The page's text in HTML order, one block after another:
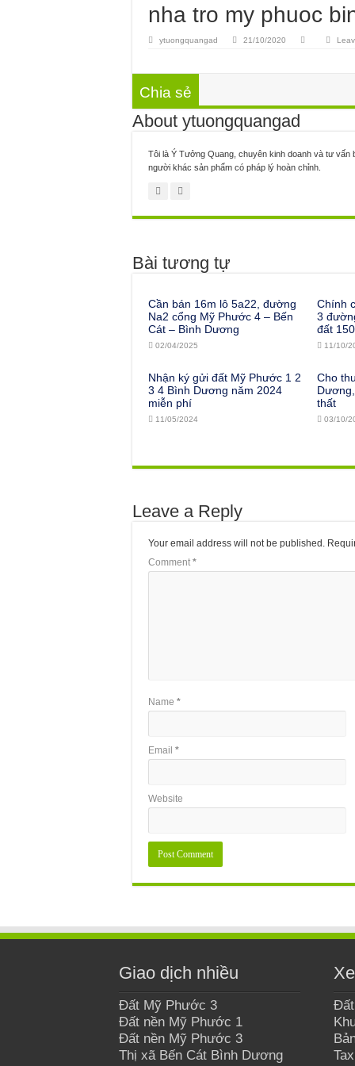
nha tro my phuoc
ytuongquangad 21/10/2020
Chia sẻ
About ytuongquangad
Tôi là Ý Tưởng Quang, chuyên kinh doanh và tư
người khác sản phẩm có pháp lý hoàn chỉnh.
Bài tương tự
Cần bán 16m lô 5a22, đường
Na2 cổng Mỹ Phước 4 – Bến
Cát – Bình Dương
02/04/2025
Chính
3
đất
11/10/
Nhận ký gửi đất Mỹ Phước 1 2
3 4 Bình Dương năm 2024
miễn phí
11/05/2024
Cho
thất
03/10/
Leave a Reply
Your email address will not be published.
Comment *
Name *
Email *
Website
Giao dịch nhiều
Đất Mỹ Phước 3
Đất nền Mỹ Phước 1
Đất nền Mỹ Phước 3
Thị xã Bến Cát Bình Dương